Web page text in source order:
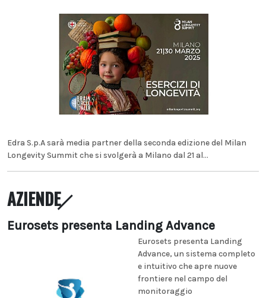
Edra S.p.A sarà media partner della seconda edizione del Milan
Longevity Summit che si svolgerà a Milano dal 21 al...
AZIENDE
Eurosets presenta Landing Advance
Eurosets presenta Landing
Advance, un sistema completo
e intuitivo che apre nuove
frontiere nel campo del
monitoraggio